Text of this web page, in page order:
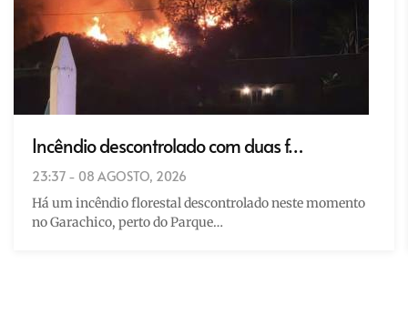
Incêndio descontrolado com duas f…
23:37 - 08 AGOSTO, 2026
Há um incêndio florestal descontrolado neste momento
no Garachico, perto do Parque…